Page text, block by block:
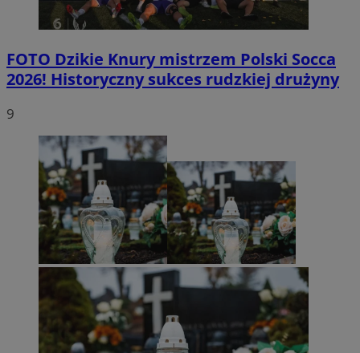
FOTO Dzikie Knury mistrzem Polski Socca
2026! Historyczny sukces rudzkiej drużyny
9